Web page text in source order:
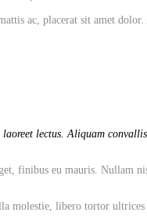
ac, placerat sit amet
lectus. Aliquam
finibus eu mauris. Nullam
molestie, libero tortor